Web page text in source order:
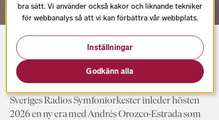
Andrés Orozco-Estrada
Sveriges Radios Symfoniorkester inleder hösten
2026 en ny era med Andrés Orozco-Estrada som
bra sätt. Vi använder också kakor och liknande tekniker
för webbanalys så att vi kan förbättra vår webbplats.
Godkänn alla
Inställningar